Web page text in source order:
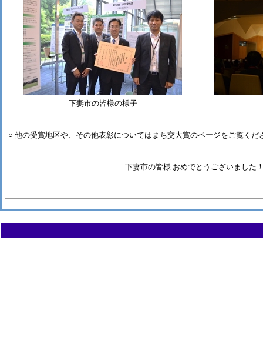
下妻市の皆様の様子
○ 他の受賞地区や、その他表彰についてはまち交大賞のページをご覧くだ
下妻市の皆様 おめでとうございました